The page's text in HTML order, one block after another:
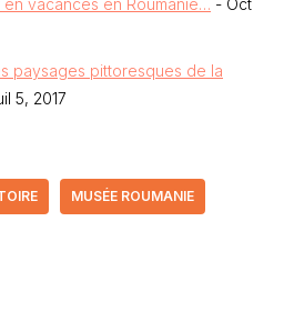
en vacances en Roumanie… - Oct
paysages pittoresques de la
5, 2017
MUSÉE ROUMANIE